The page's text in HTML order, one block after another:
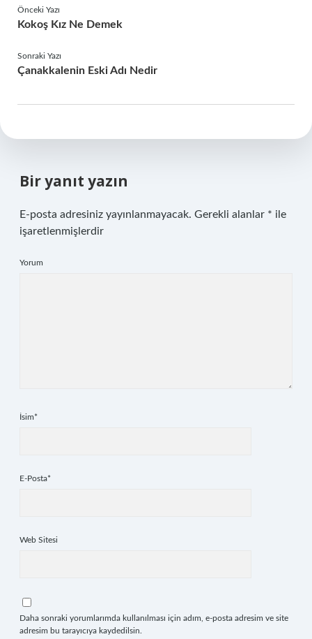
Önceki Yazı
Kokoş Kız Ne Demek
Sonraki Yazı
Çanakkalenin Eski Adı Nedir
Bir yanıt yazın
E-posta adresiniz yayınlanmayacak. Gerekli alanlar * ile
işaretlenmişlerdir
Yorum
İsim*
E-Posta*
Web Sitesi
Daha sonraki yorumlarımda kullanılması için adım, e-posta adresim ve site
adresim bu tarayıcıya kaydedilsin.